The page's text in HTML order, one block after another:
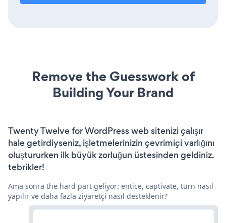
Remove the Guesswork of
Building Your Brand
Twenty Twelve for WordPress web sitenizi çalışır
hale getirdiyseniz, işletmelerinizin çevrimiçi varlığını
oluştururken ilk büyük zorluğun üstesinden geldiniz.
tebrikler!
Ama sonra the hard part geliyor: entice, captivate, turn nasıl
yapılır ve daha fazla ziyaretçi nasıl desteklenir?